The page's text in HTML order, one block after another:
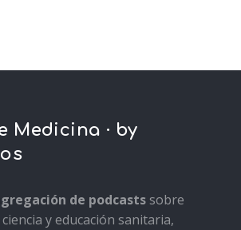
Medicina · by
de podcastssobre
y educación sanitaria,